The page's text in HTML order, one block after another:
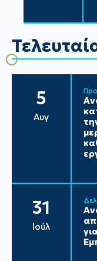
5
Αυγ
31
Ιούλ